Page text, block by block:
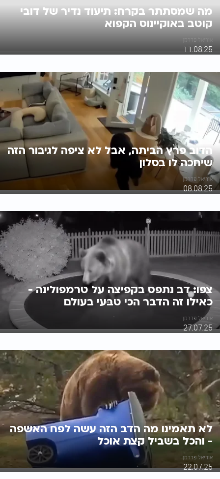
מה שמסתתר בקרח: תיעוד נדיר של דובי
קוטב באוקיינוס הקפוא
אוריאל פדרמן
11.08.25
הדוב פרץ הביתה, אבל לא ציפה לגיבור הזה
שיחכה לו בסלון
אוריאל פדרמן
08.08.25
צפו: דב נתפס בקפיצה על טרמפולינה -
כאילו זה הדבר הכי טבעי בעולם
אוריאל פדרמן
27.07.25
לא תאמינו מה הדב הזה עשה לפח האשפה
- והכל בשביל קצת אוכל
אוריאל פדרמן
22.07.25